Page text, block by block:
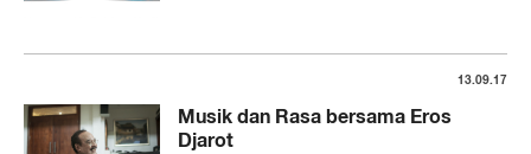
13.09.17
Musik dan Rasa bersama Eros
Djarot